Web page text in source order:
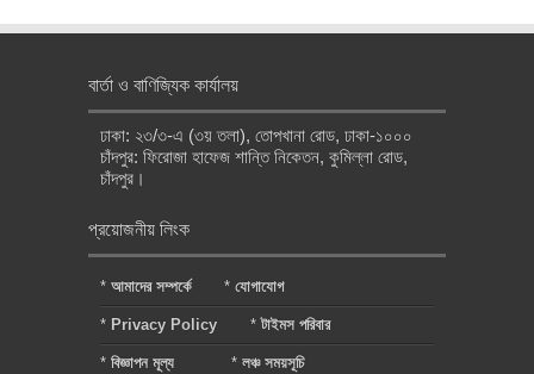
বার্তা ও বাণিজ্যিক কার্যালয়
ঢাকা: ২৩/৩-এ (৩য় তলা), তোপখানা রোড, ঢাকা-১০০০
চাঁদপুর: ফিরোজা হাফেজ শান্তি নিকেতন, কুমিল্লা রোড,
চাঁদপুর।
প্রয়োজনীয় লিংক
* আমাদের সম্পর্কে * যোগাযোগ
* Privacy Policy *টাইমস পরিবার
* বিজ্ঞাপন মূল্য * লঞ্চ সময়সূচি